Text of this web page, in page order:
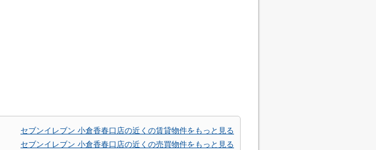
セブンイレブン 小倉香春口店の近くの賃貸物件をもっと見る
セブンイレブン 小倉香春口店の近くの売買物件をもっと見る